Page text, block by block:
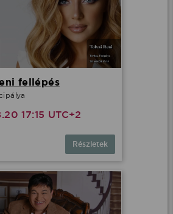
fellépés
17:15 UTC+2
Részletek